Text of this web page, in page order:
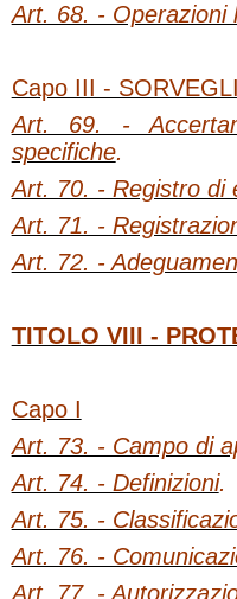
Art. 68. - Operazioni
Capo III -
Art. 69. -
specifiche.
Art. 70. - Registro di
Art. 71. -
Art. 72. -
TITOLO VIII -
Capo I
Art. 73. - Campo di
Art. 74. - Definizioni.
Art. 75. -
Art. 76. -
Art. 77. -